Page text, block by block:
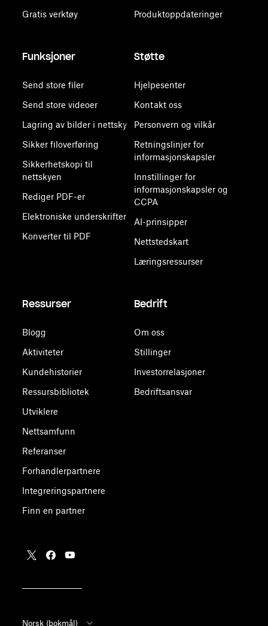
Gratis verktøy
Produktoppdateringer
Funksjoner
Send store filer
Send store videoer
Lagring av bilder i nettsky
Sikker filoverføring
Sikkerhetskopi til
nettskyen
Rediger PDF-er
Elektroniske underskrifter
Konverter til PDF
Støtte
Hjelpesenter
Kontakt oss
Personvern og vilkår
Retningslinjer for
informasjonskapsler
Innstillinger for
informasjonskapsler og
CCPA
AI-prinsipper
Nettstedskart
Læringsressurser
Ressurser
Blogg
Aktiviteter
Kundehistorier
Ressursbibliotek
Utviklere
Nettsamfunn
Referanser
Forhandlerpartnere
Integreringspartnere
Finn en partner
Bedrift
Om oss
Stillinger
Investorrelasjoner
Bedriftsansvar
Norsk (bokmål)